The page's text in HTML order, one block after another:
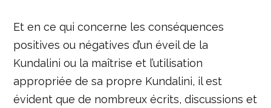
Et en ce qui concerne les conséquences
positives ou négatives d’un éveil de la
Kundalini ou la maîtrise et l’utilisation
appropriée de sa propre Kundalini, il est
évident que de nombreux écrits, discussions et